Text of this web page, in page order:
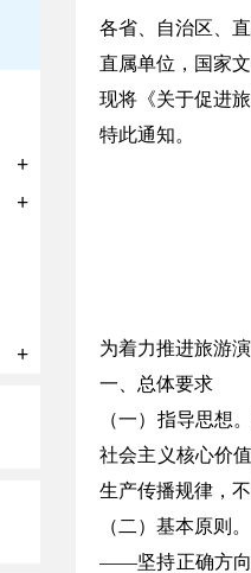
+
+
+
各省、自治区、
直属单位，国家文
现将《关于促进
特此通知。
为着力推进旅游
一、总体要求
（一）指导思想
社会主义核心价
生产传播规律，
（二）基本原则。
——坚持正确方向